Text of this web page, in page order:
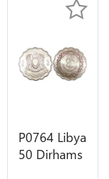
P0764 Libya
50 Dirhams